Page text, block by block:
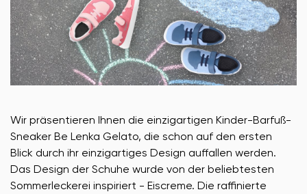
Wir präsentieren Ihnen die einzigartigen Kinder-Barfuß-
Sneaker Be Lenka Gelato, die schon auf den ersten
Blick durch ihr einzigartiges Design auffallen werden.
Das Design der Schuhe wurde von der beliebtesten
Sommerleckerei inspiriert - Eiscreme. Die raffinierte